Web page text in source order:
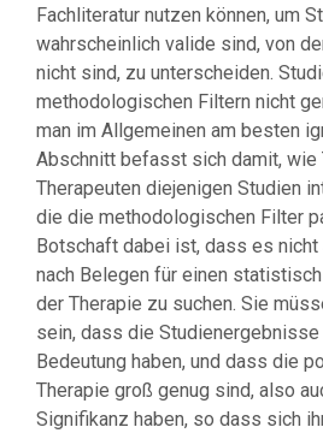
Fachliteratur nutzen können, um
wahrscheinlich valide sind, von
nicht sind, zu unterscheiden.
methodologischen Filtern nicht
man im Allgemeinen am besten
Abschnitt befasst sich damit, wie
Therapeuten diejenigen Studien
die die methodologischen Filter
Botschaft dabei ist, dass es nicht
nach Belegen für einen
der Therapie zu suchen. Sie
sein, dass die
Bedeutung haben, und dass die
Therapie groß genug sind, also
Signifikanz haben, so dass sich